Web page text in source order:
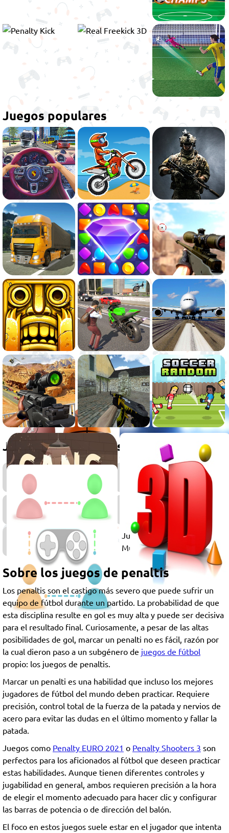
Juegos populares
Juegos relacionados
Juegos
Deportes
Juegos
Chicos
Juegos
Multijugador
Sobre los juegos de penaltis
Los penaltis son el castigo más severo que puede sufrir un
equipo de fútbol durante un partido. La probabilidad de que
esta disciplina resulte en gol es muy alta y puede ser decisiva
para el resultado final. Curiosamente, a pesar de las altas
posibilidades de gol, marcar un penalti no es fácil, razón por
la cual dieron paso a un subgénero de juegos de fútbol
propio: los juegos de penaltis.
Marcar un penalti es una habilidad que incluso los mejores
jugadores de fútbol del mundo deben practicar. Requiere
precisión, control total de la fuerza de la patada y nervios de
acero para evitar las dudas en el último momento y fallar la
patada.
Juegos como Penalty EURO 2021 o Penalty Shooters 3 son
perfectos para los aficionados al fútbol que deseen practicar
estas habilidades. Aunque tienen diferentes controles y
jugabilidad en general, ambos requieren precisión a la hora
de elegir el momento adecuado para hacer clic y configurar
las barras de potencia o de dirección del balón.
El foco en estos juegos suele estar en el jugador que intenta